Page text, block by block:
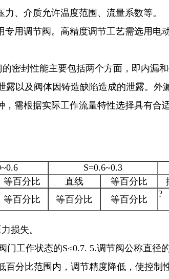
、介质允许温度范围、流量系数等。
用调节阀。高精度调节工艺需选用电
封性能主要包括两个方面，即内漏
露以及阀体因铸造缺陷造成的泄露。外
需根据实际工作流量特性选择具有合
S=0.6~0.3
等百分比 直线 等百分比
等百分比 等百分比 等百分比
?
损失。
工作状态的S≤0.7. 5.调节阀公称直径
分比范围内，调节精度降低，使控